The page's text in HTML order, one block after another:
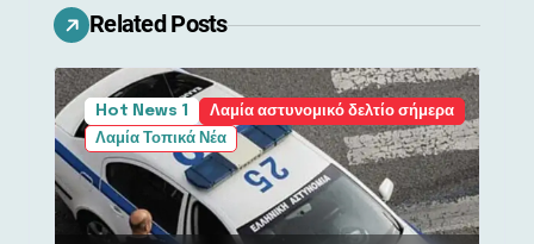
ά
ρ
θ
ρ
ω
Related Posts
Hot News 1
Λαμία αστυνομικό δελτίο σήμερα
Λαμία Τοπικά Νέα